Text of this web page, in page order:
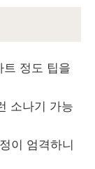
트 정도 팁을
소나기 가능
이 엄격하니